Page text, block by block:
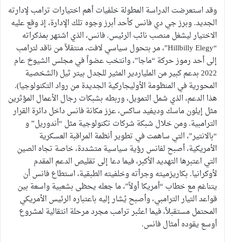
وقد استعرضت الدراسة المطولة خلفيات أهم اختيارات ترامب لإدارته
الجديد. وبرز جي دي فانس كأحد أبرز وجوه تلك الإدارة، إذ وقع عليه
الاختيار ليشغل منصب نائب الرئيس. فانس، الذي اشتهر بمذكراته
“Hillbilly Elegy”، مر بتحول سياسي لافت، منتقلاً من ناقد لترامب
إلى أحد رموز حركة “ماجا”، وانتخب عضواً في مجلس الشيوخ عام
2022 بدعم كبير من الملياردير المثير للجدل بيتر ثيل (الشخصية
المحورية في المنظومة الأوليجاركية الجديدة من رواد التكنولوجيا).
هذا الدعم، الذي شمل التمويل، وربطه بشبكات رجال الأعمال المؤثرين
مثل إيلون ماسك وديفيد ساكس، عزز مكانة فانس داخل دائرة القرار
الترامبية. ومن خلال شبكة شركات تكنولوجية مثل “أندوريل” و
“بالانتير”، التي ساهمت في تطوير أنظمة المراقبة العسكرية
الأمريكية، أصبح لفانس رؤية سياسية متشددة، خاصة تجاه الصين
التي اعتبرها التهديد الأكبر، فيما دعا إلى تقليص الدعم المقدم
لأوكرانيا. بكاريزميته وجرأته وخلفيته الطبقية، استطاع فانس أن
يتناغم مع خطاب “أمريكا أولاً”، ما جعله يحظى بشعبية واسعة بين
قواعد التيار الترامبي، وأصبح يُشار إليه باعتباره الرئيس الأمريكي
المحتمل مستقبلاً، فيما اعتُبر ترامب مجرد مرحلة انتقالية لمشروع
أوسع يقوده أمثال فانس.